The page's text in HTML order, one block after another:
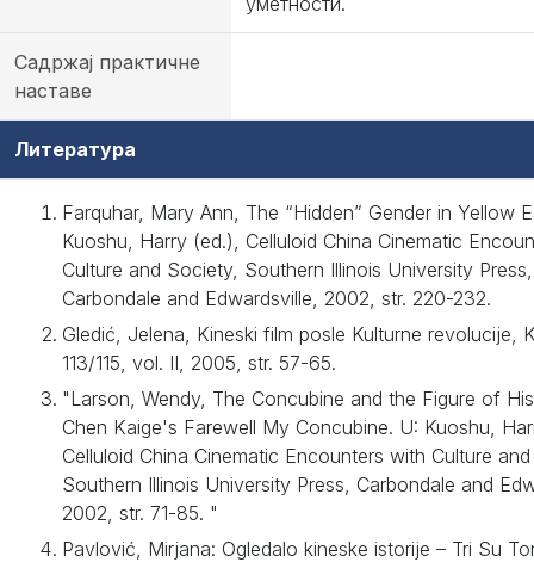
Садржај практичне
наставе
Литература
Farquhar, Mary Ann, The “Hidden” Gender in Yellow
Kuoshu, Harry (ed.), Celluloid China Cinematic
Culture and Society, Southern Illinois University Press,
Carbondale and Edwardsville, 2002, str. 220-232.
Gledić, Jelena, Kineski film posle Kulturne revolucije,
113/115, vol. II, 2005, str. 57-65.
"Larson, Wendy, The Concubine and the Figure of
Chen Kaige's Farewell My Concubine. U: Kuoshu,
Celluloid China Cinematic Encounters with Culture
Southern Illinois University Press, Carbondale and
2002, str. 71-85. "
Pavlović, Mirjana: Ogledalo kineske istorije – Tri Su